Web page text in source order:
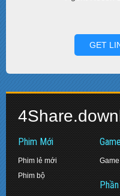
GET
Phim Mới
Phim lẻ mới
Phim bộ
Game